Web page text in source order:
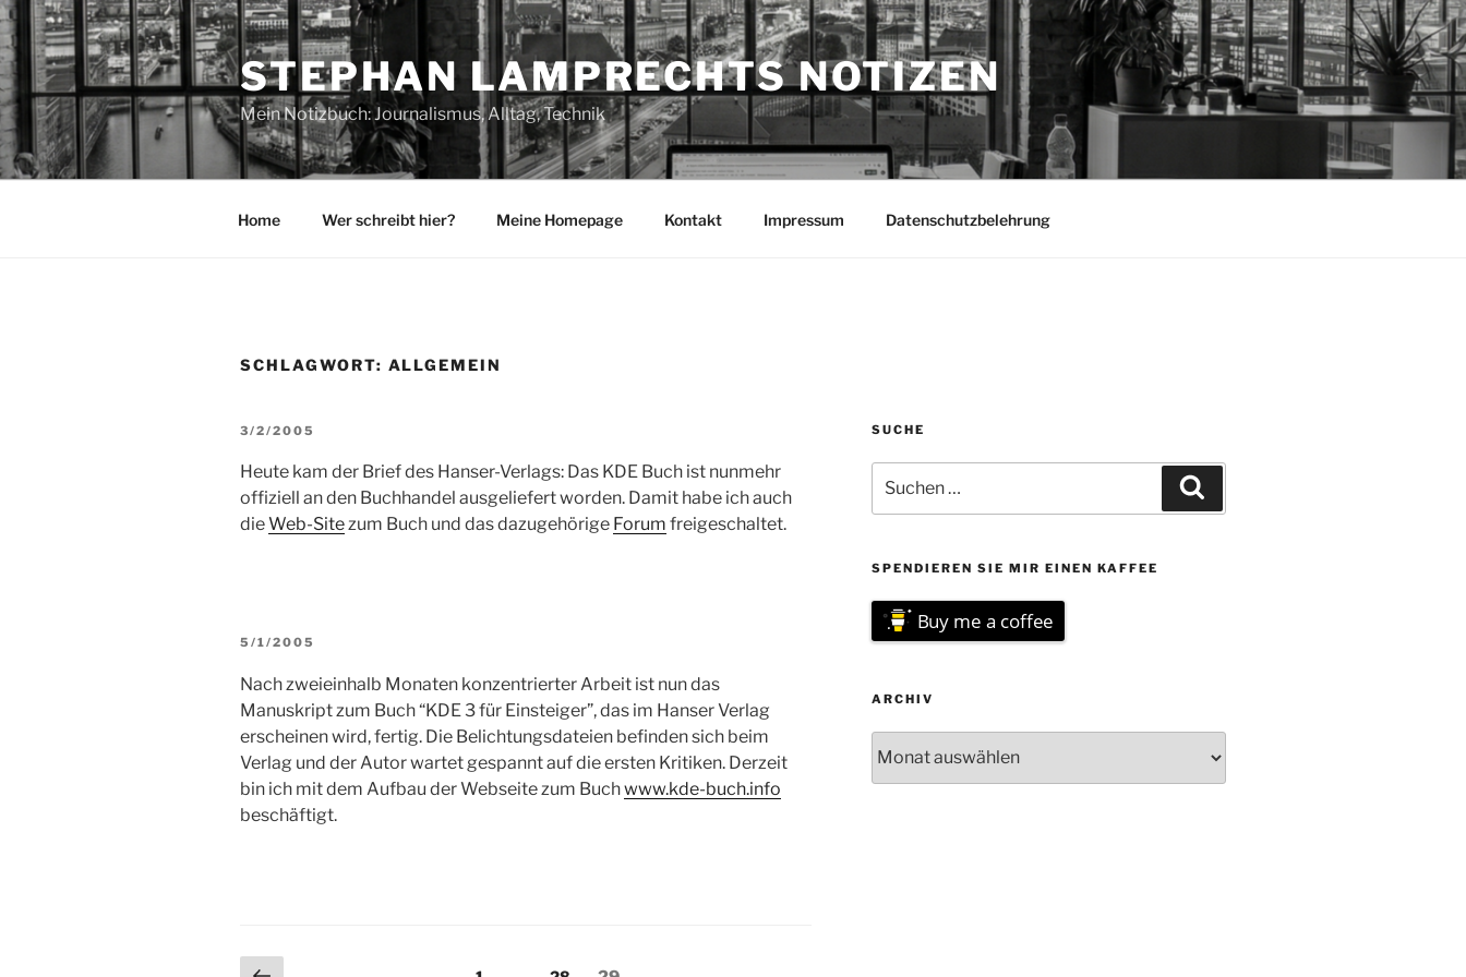
Zum
Inhalt
springen
STEPHAN LAMPRECHTS NOTIZEN
Mein Notizbuch: Journalismus, Alltag, Technik
Home Wer schreibt hier? Meine Homepage Kontakt Impressum Datenschutzbelehrung
SCHLAGWORT: ALLGEMEIN
VERÖFFENTLICHT
3/2/2005
Heute kam der Brief des Hanser-Verlags: Das KDE Buch ist nunmehr
offiziell an den Buchhandel ausgeliefert worden. Damit habe ich auch
dieWeb-Sitezum Buch und das dazugehörige Forum freigeschaltet.
VERÖFFENTLICHT
5/1/2005
Nach zweieinhalb Monaten konzentrierter Arbeit ist nun das
Manuskript zum Buch “KDE 3 für Einsteiger”, das im Hanser Verlag
erscheinen wird, fertig. Die Belichtungsdateien befinden sich beim
Verlag und der Autor wartet gespannt auf die ersten Kritiken. Derzeit
bin ich mit dem Aufbau der Webseite zum Buchwww.kde-buch.info
beschäftigt.
SUCHE
nach:
SPENDIEREN SIE MIR EINEN KAFFEE
Buy me a coffee
ARCHIV